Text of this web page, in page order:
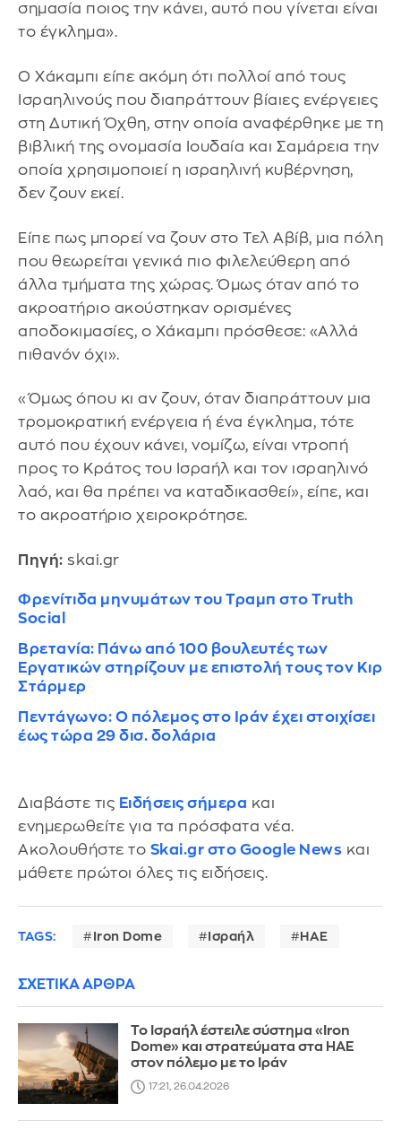
σημασία ποιος την κάνει, αυτό που γίνεται είναι
το έγκλημα».
Ο Χάκαμπι είπε ακόμη ότι πολλοί από τους
Ισραηλινούς που διαπράττουν βίαιες ενέργειες
στη Δυτική Όχθη, στην οποία αναφέρθηκε με τη
βιβλική της ονομασία Ιουδαία και Σαμάρεια την
οποία χρησιμοποιεί η ισραηλινή κυβέρνηση,
δεν ζουν εκεί.
Είπε πως μπορεί να ζουν στο Τελ Αβίβ, μια πόλη
που θεωρείται γενικά πιο φιλελεύθερη από
άλλα τμήματα της χώρας. Όμως όταν από το
ακροατήριο ακούστηκαν ορισμένες
αποδοκιμασίες, ο Χάκαμπι πρόσθεσε: «Αλλά
πιθανόν όχι».
«Όμως όπου κι αν ζουν, όταν διαπράττουν μια
τρομοκρατική ενέργεια ή ένα έγκλημα, τότε
αυτό που έχουν κάνει, νομίζω, είναι ντροπή
προς το Κράτος του Ισραήλ και τον ισραηλινό
λαό, και θα πρέπει να καταδικασθεί», είπε, και
το ακροατήριο χειροκρότησε.
Πηγή: skai.gr
Φρενίτιδα μηνυμάτων του Τραμπ στο Truth
Social
Βρετανία: Πάνω από 100 βουλευτές των
Εργατικών στηρίζουν με επιστολή τους τον Κιρ
Στάρμερ
Πεντάγωνο: Ο πόλεμος στο Ιράν έχει στοιχίσει
έως τώρα 29 δισ. δολάρια
Διαβάστε τις Ειδήσεις σήμερα και
ενημερωθείτε για τα πρόσφατα νέα.
Ακολουθήστε το Skai.gr στο Google News και
μάθετε πρώτοι όλες τις ειδήσεις.
TAGS: Iron Dome Ισραήλ ΗΑΕ
ΣΧΕΤΙΚΑ ΑΡΘΡΑ
Το Ισραήλ έστειλε σύστημα «Iron
Dome» και στρατεύματα στα ΗΑΕ
στον πόλεμο με το Ιράν
17:21, 26.04.2026